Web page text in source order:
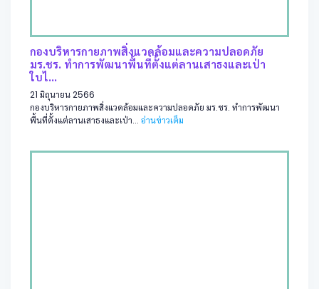
กองบริหารกายภาพสิ่งแวดล้อมและความปลอดภัย
มร.ชร. ทำการพัฒนาพื้นที่ตั้งแต่ลานเสาธงและเป่า
ใบไ...
21 มิถุนายน 2566
กองบริหารกายภาพสิ่งแวดล้อมและความปลอดภัย มร.ชร. ทำการพัฒนา
พื้นที่ตั้งแต่ลานเสาธงและเป่า... อ่านข่าวเต็ม